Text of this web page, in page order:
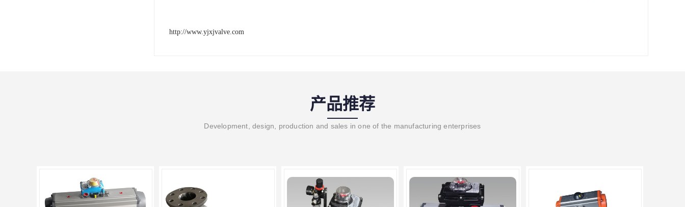
http://www.yjxjvalve.com
产品推荐
Development, design, production and sales in one of the manufacturing enterprises